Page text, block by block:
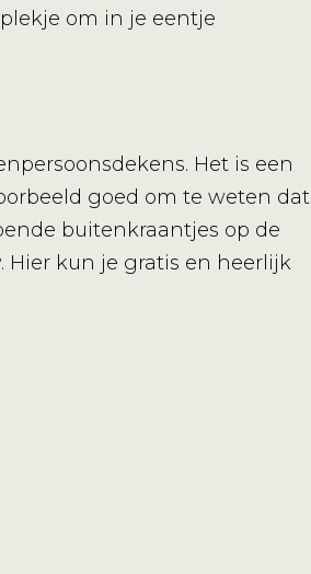
om in je eentje
Het is een
goed om te weten dat
buitenkraantjes op de
kun je gratis en heerlijk